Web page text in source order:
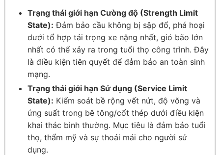
Trạng thái giới hạn Cường độ (Strength Limit
State): Đảm bảo cầu không bị sập đổ, phá hoại
dưới tổ hợp tải trọng xe nặng nhất, gió bão lớn
nhất có thể xảy ra trong tuổi thọ công trình. Đây
là điều kiện tiên quyết để đảm bảo an toàn sinh
mạng.
Trạng thái giới hạn Sử dụng (Service Limit
State): Kiểm soát bề rộng vết nứt, độ võng và
ứng suất trong bê tông/cốt thép dưới điều kiện
khai thác bình thường. Mục tiêu là đảm bảo tuổi
thọ, thẩm mỹ và sự thoải mái cho người sử
dụng.